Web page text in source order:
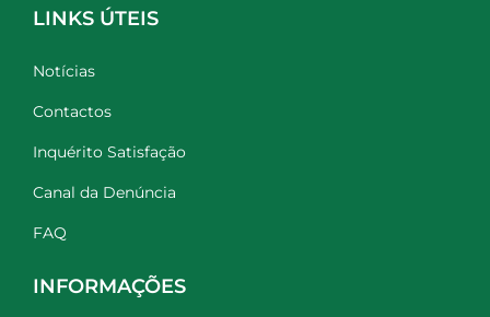
LINKS ÚTEIS
Notícias
Contactos
Inquérito Satisfação
Canal da Denúncia
FAQ
INFORMAÇÕES